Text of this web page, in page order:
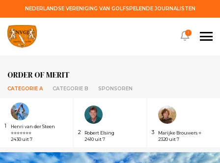
NEDERLANDSE VERENIGING VAN GOLFSPELENDE JOURNALISTEN
ORDER OF MERIT
CATEGORIE A CATEGORIE B SPONSOREN
1
Henri van der Steen
⭐⭐⭐⭐⭐⭐⭐
2430 uit 7
2
Robert Elsing
2410 uit 7
3
Marijke Brouwers ⭐
2320 uit 7
!